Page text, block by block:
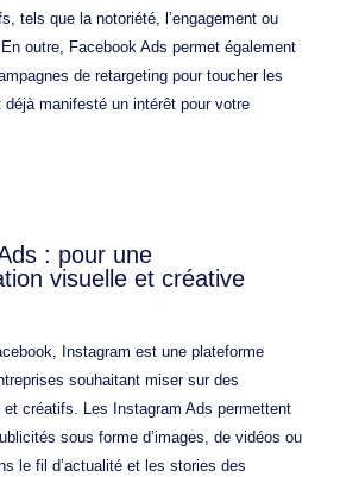
tels que la notoriété, l’engagement ou
outre, Facebook Ads permet également
de retargeting pour toucher les
manifesté un intérêt pour votre
: pour une
visuelle et créative
Instagram est une plateforme
souhaitant miser sur des
créatifs. Les Instagram Ads permettent
sous forme d’images, de vidéos ou
le fil d’actualité et les stories des